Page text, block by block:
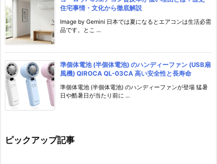
住宅事情・文化から徹底解説
Image by Gemini 日本では夏になるとエアコンは生活必需
品です。とこ ...
準個体電池 (半個体電池) のハンディーファン (USB扇
風機) QIROCA QL-03CA 高い安全性と長寿命
準個体電池 (半個体電池) のハンディーファンが登場 猛暑
日や酷暑日が当たり前に ...
ピックアップ記事